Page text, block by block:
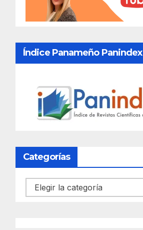
Índice Panameño Panindex
Categorías
Categorías